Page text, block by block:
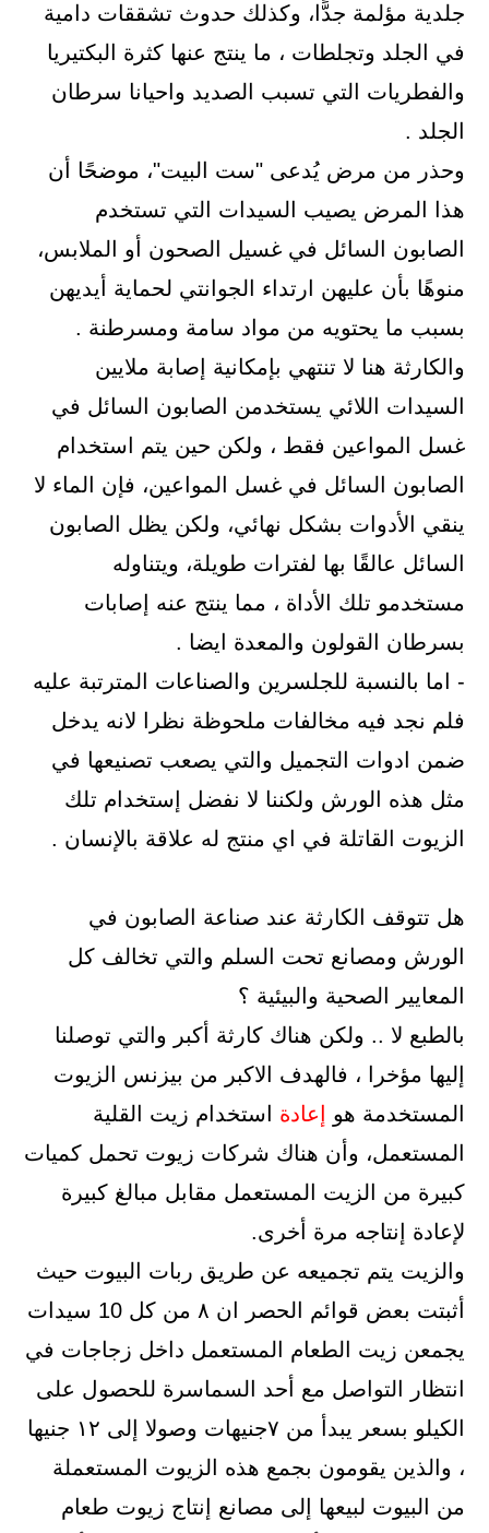
جلدية مؤلمة جدًّا، وكذلك حدوث تشققات دامية
في الجلد وتجلطات ، ما ينتج عنها كثرة البكتيريا
والفطريات التي تسبب الصديد واحيانا سرطان
الجلد .
وحذر من مرض يُدعى "ست البيت"، موضحًا أن
هذا المرض يصيب السيدات التي تستخدم
الصابون السائل في غسيل الصحون أو الملابس،
منوهًا بأن عليهن ارتداء الجوانتي لحماية أيديهن
بسبب ما يحتويه من مواد سامة ومسرطنة .
والكارثة هنا لا تنتهي بإمكانية إصابة ملايين
السيدات اللائي يستخدمن الصابون السائل في
غسل المواعين فقط ، ولكن حين يتم استخدام
الصابون السائل في غسل المواعين، فإن الماء لا
ينقي الأدوات بشكل نهائي، ولكن يظل الصابون
السائل عالقًا بها لفترات طويلة، ويتناوله
مستخدمو تلك الأداة ، مما ينتج عنه إصابات
بسرطان القولون والمعدة ايضا .
- اما بالنسبة للجلسرين والصناعات المترتبة عليه
فلم نجد فيه مخالفات ملحوظة نظرا لانه يدخل
ضمن ادوات التجميل والتي يصعب تصنيعها في
مثل هذه الورش ولكننا لا نفضل إستخدام تلك
الزيوت القاتلة في اي منتج له علاقة بالإنسان .
هل تتوقف الكارثة عند صناعة الصابون في
الورش ومصانع تحت السلم والتي تخالف كل
المعايير الصحية والبيئية ؟
بالطبع لا .. ولكن هناك كارثة أكبر والتي توصلنا
إليها مؤخرا ، فالهدف الاكبر من بيزنس الزيوت
المستخدمة هو
إعادة استخدام زيت القلية
المستعمل، وأن هناك شركات زيوت تحمل كميات
كبيرة من الزيت المستعمل مقابل مبالغ كبيرة
لإعادة إنتاجه مرة أخرى.
والزيت يتم تجميعه عن طريق ربات البيوت حيث
أثبتت بعض قوائم الحصر ان ٨ من كل 10 سيدات
يجمعن زيت الطعام المستعمل داخل زجاجات في
انتظار التواصل مع أحد السماسرة للحصول على
الكيلو بسعر يبدأ من ٧جنيهات وصولا إلى ١٢ جنيها
، والذين يقومون بجمع هذه الزيوت المستعملة
من البيوت لبيعها إلى مصانع إنتاج زيوت طعام